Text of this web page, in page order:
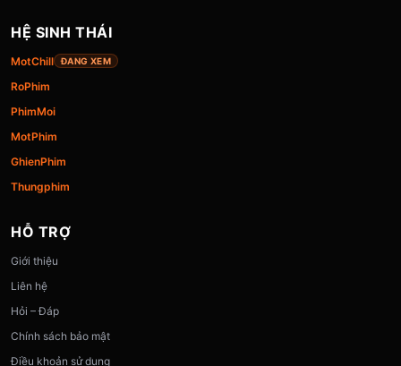
HỆ SINH THÁI
MotChill ĐANG XEM
RoPhim
PhimMoi
MotPhim
GhienPhim
Thungphim
HỖ TRỢ
Giới thiệu
Liên hệ
Hỏi – Đáp
Chính sách bảo mật
Điều khoản sử dụng